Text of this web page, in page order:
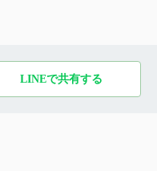
LINEで共有する